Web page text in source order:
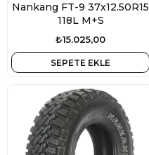
Nankang FT-9 37x12.50R15
118L M+S
₺15.025,00
SEPETE EKLE